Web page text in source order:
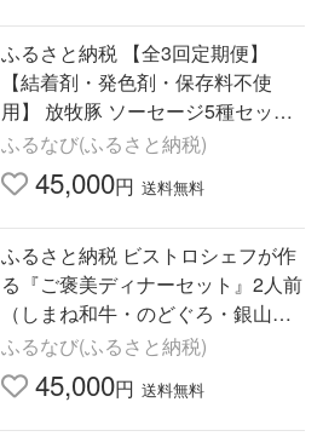
ふるさと納税 【全3回定期便】
【結着剤・発色剤・保存料不使
用】 放牧豚 ソーセージ5種セット
無添加 無塩せき [AXBA031] 北海
道厚真町
ふるなび(ふるさと納税)
45,000円 送料無料
ふるさと納税 ビストロシェフが作
る『ご褒美ディナーセット』2人前
（しまね和牛・のどぐろ・銀山ど
り） 島根県出雲市
ふるなび(ふるさと納税)
45,000円 送料無料